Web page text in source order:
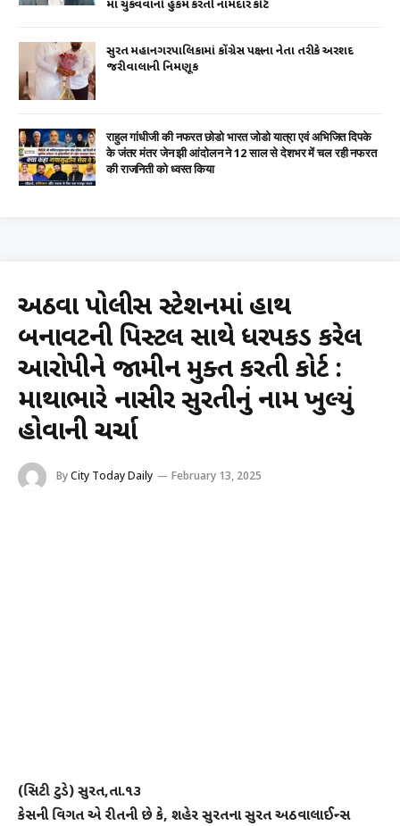
માં ચુકવવાનો હુકમ કરતી નામદાર કોર્ટ
સુરત મહાનગરપાલિકામાં કોંગ્રેસ પક્ષના નેતા તરીકે અરશદ
જરીવાલાની નિમણૂક
राहुल गांधीजी की नफरत छोडो भारत जोडो यात्रा एवं अभिजित दिपके
के जंतर मंतर जेन झी आंदोलन ने 12 साल से देशभर में चल रही नफरत
की राजनिती को ध्वस्त किया
અઠવા પોલીસ સ્ટેશનમાં હાથ
બનાવટની પિસ્ટલ સાથે ધરપકડ કરેલ
આરોપીને જામીન મુક્ત કરતી કોર્ટ :
માથાભારે નાસીર સુરતીનું નામ ખુલ્યું
હોવાની ચર્ચા
ByCity Today Daily February 13, 2025
(સિટી ટુડે) સુરત,તા.૧૩
કેસની વિગત એ રીતની છે કે, શહેર સુરતના સુરત અઠવાલાઈન્સ